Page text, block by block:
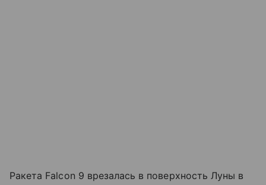
Ракета Falcon 9 врезалась в поверхность Луны в